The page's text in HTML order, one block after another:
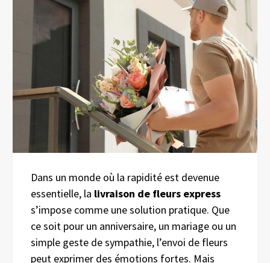
Dans un monde où la rapidité est devenue
essentielle, la livraison de fleurs express
s’impose comme une solution pratique. Que
ce soit pour un anniversaire, un mariage ou un
simple geste de sympathie, l’envoi de fleurs
peut exprimer des émotions fortes. Mais